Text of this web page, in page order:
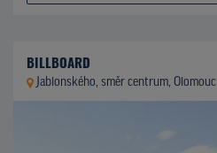
BILLBOARD
Jablonského, směr centrum, Olomouc